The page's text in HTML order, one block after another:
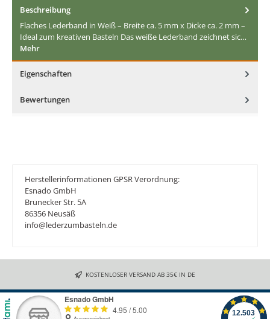
Beschreibung
Flaches Lederband in Weiß – Breite ca. 5 mm x Dicke ca. 2 mm –
Ideal zum kreativen Basteln Das weiße Lederband zeichnet sic…
Mehr
Eigenschaften
Bewertungen
Herstellerinformationen GPSR Verordnung:
Esnado GmbH
Brunecker Str. 5A
86356 Neusäß
info@lederzumbasteln.de
KOSTENLOSER VERSAND AB 35€ IN DE